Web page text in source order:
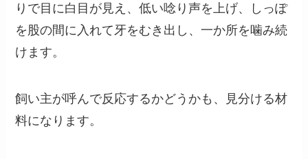
りで目に白目が見え、低い唸り声を上げ、しっぽ
を股の間に入れて牙をむき出し、一か所を噛み続
けます。
飼い主が呼んで反応するかどうかも、見分ける材
料になります。